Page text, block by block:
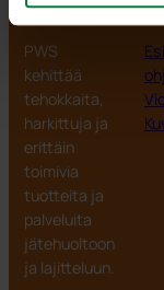
PWS Finland
PWS
kehittää
tehokkaita,
harkittuja ja
erittäin
toimivia
tuotteita ja
palveluita
jätehuoltoon
ja lajitteluun.